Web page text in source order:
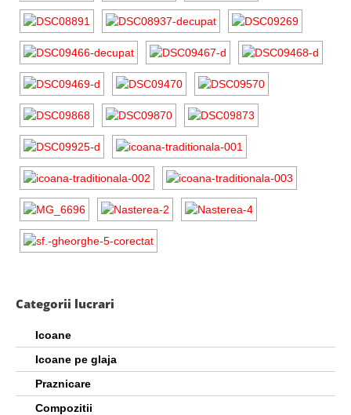
Categorii lucrari
Icoane
Icoane pe glaja
Praznicare
Compozitii